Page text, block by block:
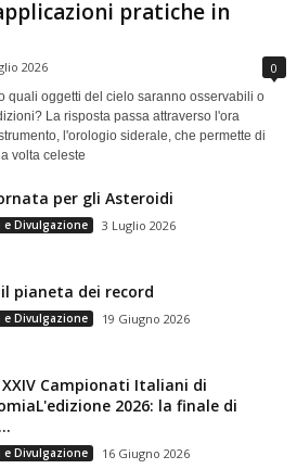
pratiche in
2026 0
quali oggetti del cielo saranno osservabili o
La risposta passa attraverso l'ora
l'orologio siderale, che permette di
volta celeste
per gli Asteroidi
e Divulgazione 3 Luglio 2026
pianeta dei record
e Divulgazione 19 Giugno 2026
Campionati Italiani di
2026: la finale di
e Divulgazione 16 Giugno 2026